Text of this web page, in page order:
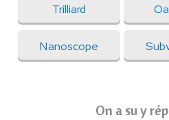
Trilliard
Nanoscope
On a su y